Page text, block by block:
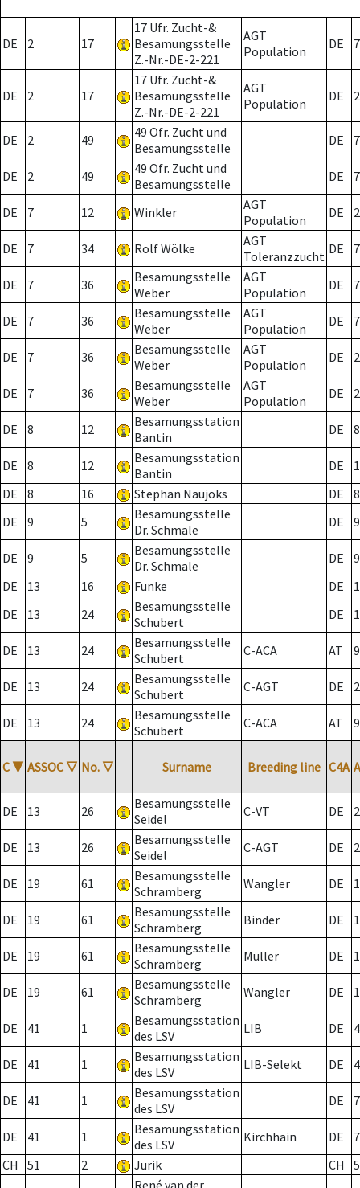
DE 2 17
17 Ufr. Zucht-&
Besamungsstelle
Z.-Nr.-DE-2-221
AGT
Population
DE 7
DE 2 17
17 Ufr. Zucht-&
Besamungsstelle
Z.-Nr.-DE-2-221
AGT
Population
DE 2
DE 2 49
49 Ofr. Zucht und
Besamungsstelle
DE 7
DE 2 49
49 Ofr. Zucht und
Besamungsstelle
DE 7
DE 7 12 Winkler
AGT
Population
DE 2
DE 7 34 Rolf Wölke
AGT
Toleranzzucht DE 7
DE 7 36
Besamungsstelle
Weber
AGT
Population
DE 7
DE 7 36
Besamungsstelle
Weber
AGT
Population
DE 7
DE 7 36
Besamungsstelle
Weber
AGT
Population
DE 2
DE 7 36
Besamungsstelle
Weber
AGT
Population
DE 2
DE 8 12
Besamungsstation
Bantin
DE 8
DE 8 12
Besamungsstation
Bantin
DE
DE
8 16 Stephan Naujoks DE
8
DE
9 5
Besamungsstelle
Dr. Schmale
DE 9
DE 9 5
Besamungsstelle
Dr. Schmale
DE
9
DE
13 16 Funke DE
DE
13 24
Besamungsstelle
Schubert
DE
DE 13 24
Besamungsstelle
Schubert
C-ACA AT
DE 13 24
Besamungsstelle
Schubert
C-AGT DE 2
DE 13 24
Besamungsstelle
Schubert
C-ACA AT
C ▼ ASSOC ▽ No. ▽ Surname Breeding line C4A
DE 13 26
Besamungsstelle
Seidel
C-VT DE 2
DE 13 26
Besamungsstelle
Seidel
C-AGT DE 2
DE 19 61
Besamungsstelle
Schramberg
Wangler DE
DE 19 61
Besamungsstelle
Schramberg
Binder DE 1
DE 19 61
Besamungsstelle
Schramberg
Müller DE
DE 19 61
Besamungsstelle
Schramberg
Wangler DE
DE 41 1
Besamungsstation
des LSV
LIB DE
DE 41 1
Besamungsstation
des LSV
LIB-Selekt DE
DE 41 1
Besamungsstation
des LSV
DE 7
DE 41 1
Besamungsstation
des LSV
Kirchhain DE
7
CH
51 2 Jurik CH